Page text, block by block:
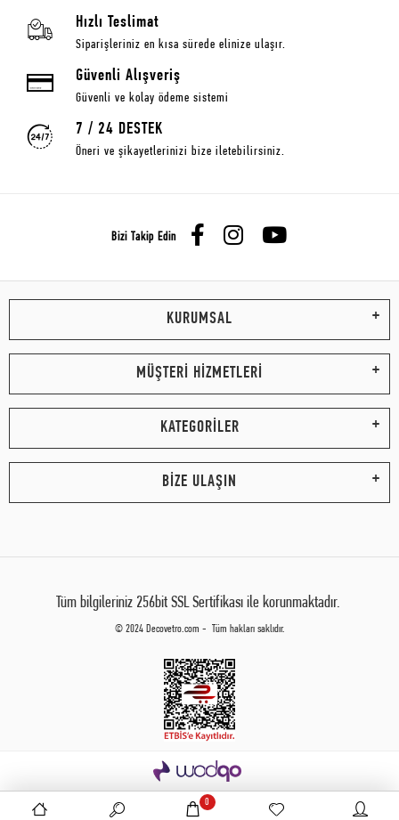
Hızlı Teslimat
Siparişleriniz en kısa sürede elinize ulaşır.
Güvenli Alışveriş
Güvenli ve kolay ödeme sistemi
7 / 24 DESTEK
Öneri ve şikayetlerinizi bize iletebilirsiniz.
Bizi Takip Edin
KURUMSAL
MÜŞTERİ HİZMETLERİ
KATEGORİLER
BİZE ULAŞIN
Tüm bilgileriniz 256bit SSL Sertifikası ile korunmaktadır.
© 2024 Decovetro.com - Tüm hakları saklıdır.
0